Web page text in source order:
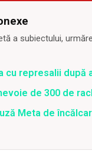
a subiectului,
cu represalii după
de 300 de
Meta de